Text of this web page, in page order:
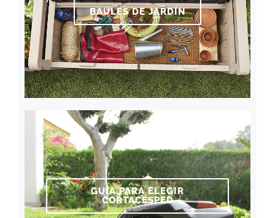
BAÚLES DE JARDÍN
GUÍA PARA ELEGIR
CORTACÉSPED